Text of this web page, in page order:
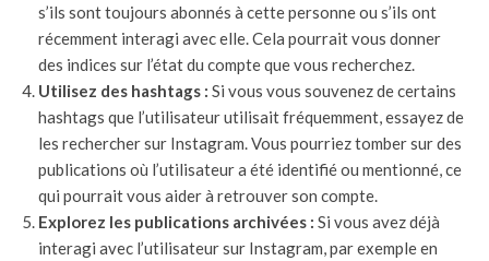
s’ils sont toujours abonnés à cette personne ou s’ils ont
récemment interagi avec elle. Cela pourrait vous donner
des indices sur l’état du compte que vous recherchez.
Utilisez des hashtags : Si vous vous souvenez de certains
hashtags que l’utilisateur utilisait fréquemment, essayez de
les rechercher sur Instagram. Vous pourriez tomber sur des
publications où l’utilisateur a été identifié ou mentionné, ce
qui pourrait vous aider à retrouver son compte.
Explorez les publications archivées : Si vous avez déjà
interagi avec l’utilisateur sur Instagram, par exemple en